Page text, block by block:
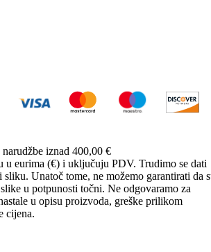
narudžbe iznad 400,00 €
u eurima (€) i uključuju PDV. Trudimo se dati
Unatoč tome, ne možemo garantirati da
u potpunosti točni. Ne odgovaramo za
u opisu proizvoda, greške prilikom
cijena.